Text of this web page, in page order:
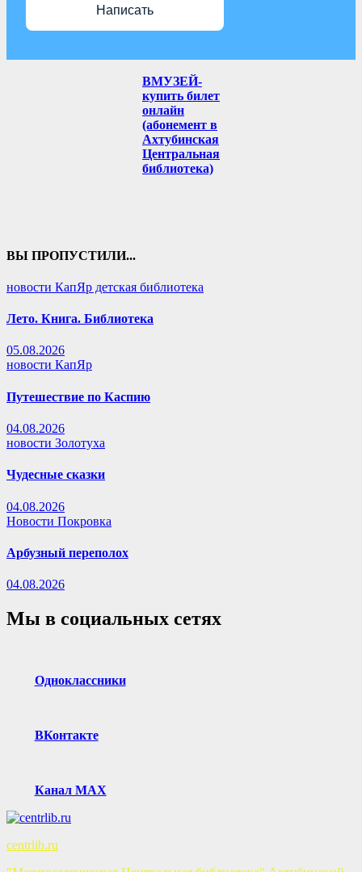
Написать
ВМУЗЕЙ-
купить билет
онлайн
(абонемент в
Ахтубинская
Центральная
библиотека)
ВЫ ПРОПУСТИЛИ...
новости КапЯр детская библиотека
Лето. Книга. Библиотека
05.08.2026
новости КапЯр
Путешествие по Каспию
04.08.2026
новости Золотуха
Чудесные сказки
04.08.2026
Новости Покровка
Арбузный переполох
04.08.2026
Мы в социальных сетях
Одноклассники
ВКонтакте
Канал MAX
centrlib.ru